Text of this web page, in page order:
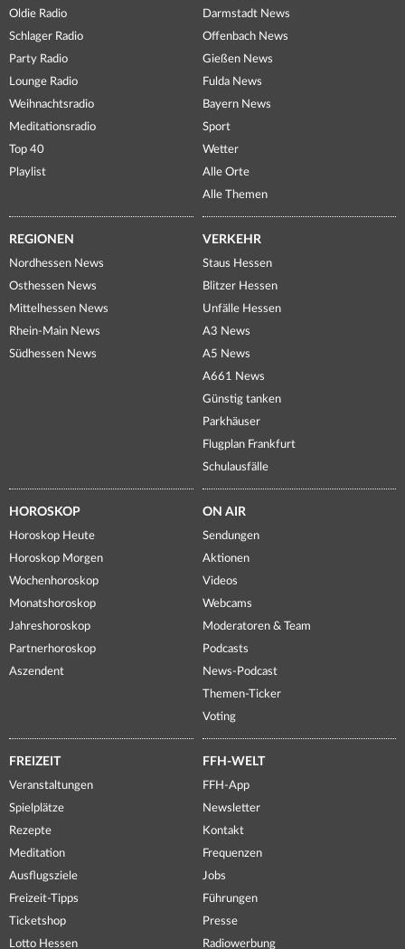
Oldie Radio
Schlager Radio
Party Radio
Lounge Radio
Weihnachtsradio
Meditationsradio
Top 40
Playlist
Darmstadt News
Offenbach News
Gießen News
Fulda News
Bayern News
Sport
Wetter
Alle Orte
Alle Themen
REGIONEN
Nordhessen News
Osthessen News
Mittelhessen News
Rhein-Main News
Südhessen News
VERKEHR
Staus Hessen
Blitzer Hessen
Unfälle Hessen
A3 News
A5 News
A661 News
Günstig tanken
Parkhäuser
Flugplan Frankfurt
Schulausfälle
HOROSKOP
Horoskop Heute
Horoskop Morgen
Wochenhoroskop
Monatshoroskop
Jahreshoroskop
Partnerhoroskop
Aszendent
ON AIR
Sendungen
Aktionen
Videos
Webcams
Moderatoren & Team
Podcasts
News-Podcast
Themen-Ticker
Voting
FREIZEIT
Veranstaltungen
Spielplätze
Rezepte
Meditation
Ausflugsziele
Freizeit-Tipps
Ticketshop
Lotto Hessen
FFH-WELT
FFH-App
Newsletter
Kontakt
Frequenzen
Jobs
Führungen
Presse
Radiowerbung